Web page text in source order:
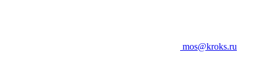
mos@kroks.ru